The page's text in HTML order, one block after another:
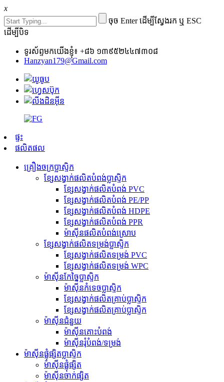
x
ចុច Enter ដើម្បីស្វែងរក ឬ ESC
ដើម្បីបិទ
ទូរស័ព្ទមកយើងខ្ញុំ៖ +៨៦ ១៣៩៥២៤៤៧៣០៨
Hanzyan179@Gmail.com
ផ្ទះ
ផលិតផល
គ្រឿងចក្រប្លាស្ទិក
ខ្សែសង្វាក់ផលិតបំពង់ប្លាស្ទិក
ខ្សែសង្វាក់ផលិតបំពង់ PVC
ខ្សែសង្វាក់ផលិតបំពង់ PE/PP
ខ្សែសង្វាក់ផលិតបំពង់ HDPE
ខ្សែសង្វាក់ផលិតបំពង់ PPR
ម៉ាស៊ីនផលិតបំពង់ស្រោប
ខ្សែសង្វាក់ផលិតទម្រង់ប្លាស្ទិក
ខ្សែសង្វាក់ផលិតទម្រង់ PVC
ខ្សែសង្វាក់ផលិតទម្រង់ WPC
ម៉ាស៊ីនកែច្នៃប្លាស្ទិក
ម៉ាស៊ីនកំទេចប្លាស្ទិក
ខ្សែសង្វាក់ផលិតគ្រាប់ប្លាស្ទិក
ខ្សែសង្វាក់ផលិតគ្រាប់ប្លាស្ទិក
ម៉ាស៊ីនជំនួយ
ម៉ាស៊ីន​គោះ​បំពង់
ម៉ាស៊ីនរុំបំពង់/ទម្រង់
ម៉ាស៊ីនផ្លុំផ្សិតប្លាស្ទិក
ម៉ាស៊ីនផ្លុំផ្សិត
ម៉ាស៊ីនចាក់ផ្សិត